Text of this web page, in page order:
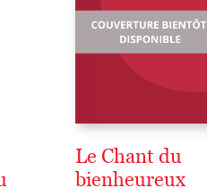
Le Chant du
bienheureux